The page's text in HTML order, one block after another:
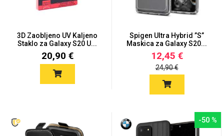
3D Zaobljeno UV Kaljeno
Staklo za Galaxy S20 U...
20,90 €
Spigen Ultra Hybrid ”S”
Maskica za Galaxy S20...
12,45 €
24,90 €
-50 %